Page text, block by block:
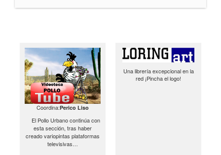
Coordina:Perico Liso
El Pollo Urbano continúa con
esta sección, tras haber
creado variopintas plataformas
televisivas…
Una librería excepcional en la
red ¡Pincha el logo!